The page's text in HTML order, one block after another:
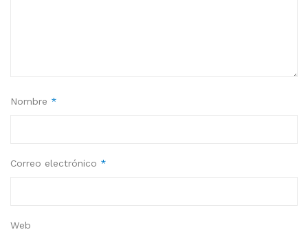
Nombre *
Correo electrónico *
Web